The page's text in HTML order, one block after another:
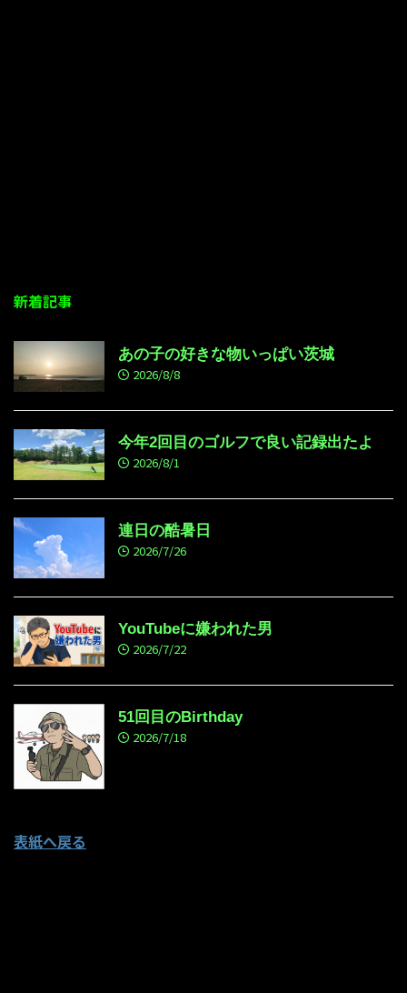
新着記事
あの子の好きな物いっぱい茨城
2026/8/8
今年2回目のゴルフで良い記録出たよ
2026/8/1
連日の酷暑日
2026/7/26
YouTubeに嫌われた男
2026/7/22
51回目のBirthday
2026/7/18
表紙へ戻る